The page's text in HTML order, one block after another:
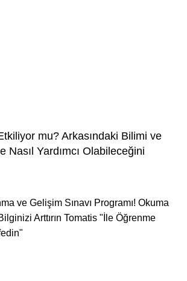
mu? Arkasındaki Bilimi ve
Nasıl Yardımcı Olabileceğini